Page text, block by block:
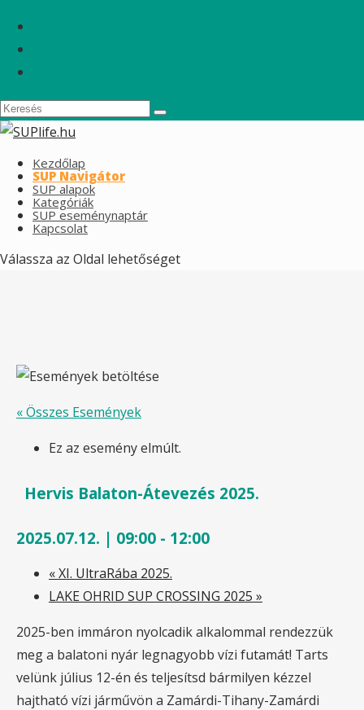
Kezdőlap
SUP Navigátor
SUP alapok
Kategóriák
SUP eseménynaptár
Kapcsolat
Válassza az Oldal lehetőséget
« Összes Események
Ez az esemény elmúlt.
Hervis Balaton-Átevezés 2025.
2025.07.12. | 09:00 - 12:00
«XI. UltraRába 2025.
LAKE OHRID SUP CROSSING 2025 »
2025-ben immáron nyolcadik alkalommal rendezzük
meg a balatoni nyár legnagyobb vízi futamát! Tarts
velünk július 12-én és teljesítsd bármilyen kézzel
hajtható vízi járművön a Zamárdi-Tihany-Zamárdi